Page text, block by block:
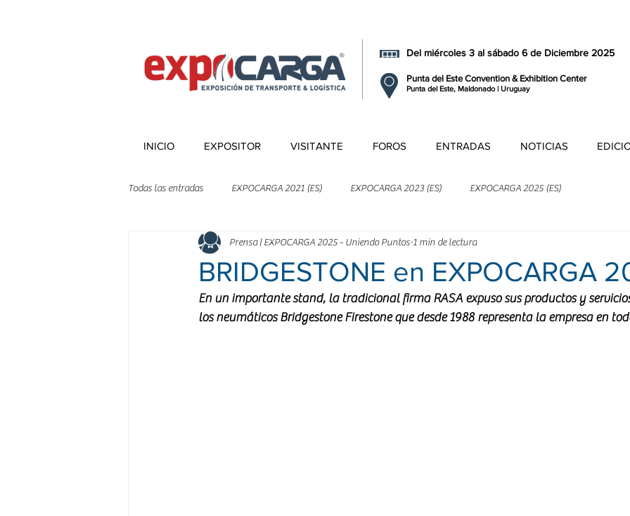
Punta del Este Convention & Exhibition Center
Punta del Este, Maldonado | Uruguay
Del miércoles 3 al sábado 6 de Diciembre 2025
INICIO EXPOSITOR VISITANTE FOROS ENTRADAS NOTICIAS
Todas las entradas EXPOCARGA 2021 (ES) EXPOCARGA 2023 (ES) EXPOCARGA 2025 (ES)
BRIDGESTONE en EXPOCARGA
Prensa | EXPOCARGA 2025 - Uniendo Puntos 1 min de lectura
En un importante stand, la tradicional firma RASA expuso sus productos y
los neumáticos Bridgestone Firestone que desde 1988 representa la empresa en